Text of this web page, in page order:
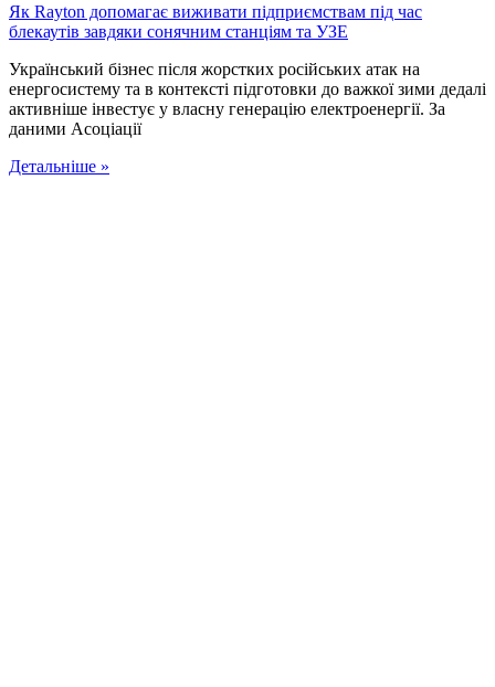
Як Rayton допомагає виживати підприємствам під час
блекаутів завдяки сонячним станціям та УЗЕ
Український бізнес після жорстких російських атак на
енергосистему та в контексті підготовки до важкої зими дедалі
активніше інвестує у власну генерацію електроенергії. За
даними Асоціації
Детальніше »